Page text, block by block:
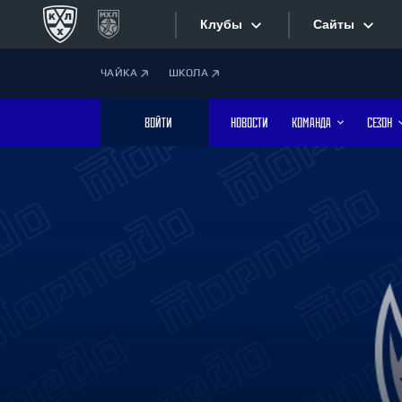
Клубы
Дивизион Боброва
Лада
Сайты
Фотобанк
ЧАЙКА ШКОЛА
ВОЙТИ НОВОСТИ КОМАНДА СЕЗОН